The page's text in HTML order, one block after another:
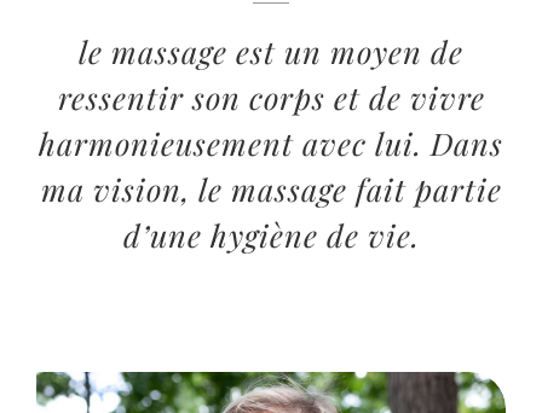
le massage est un moyen de
ressentir son corps et de vivre
harmonieusement avec lui. Dans
ma vision, le massage fait partie
d’une hygiène de vie.